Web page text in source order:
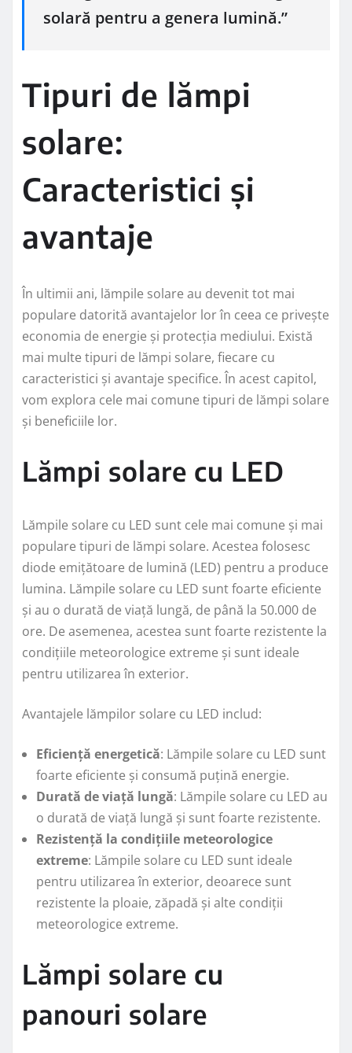
solară pentru a genera lumină.”
Tipuri de lămpi
solare:
Caracteristici și
avantaje
În ultimii ani, lămpile solare au devenit tot mai
populare datorită avantajelor lor în ceea ce privește
economia de energie și protecția mediului. Există
mai multe tipuri de lămpi solare, fiecare cu
caracteristici și avantaje specifice. În acest capitol,
vom explora cele mai comune tipuri de lămpi solare
și beneficiile lor.
Lămpi solare cu LED
Lămpile solare cu LED sunt cele mai comune și mai
populare tipuri de lămpi solare. Acestea folosesc
diode emițătoare de lumină (LED) pentru a produce
lumina. Lămpile solare cu LED sunt foarte eficiente
și au o durată de viață lungă, de până la 50.000 de
ore. De asemenea, acestea sunt foarte rezistente la
condițiile meteorologice extreme și sunt ideale
pentru utilizarea în exterior.
Avantajele lămpilor solare cu LED includ:
Eficiență energetică: Lămpile solare cu LED sunt
foarte eficiente și consumă puțină energie.
Durată de viață lungă: Lămpile solare cu LED au
o durată de viață lungă și sunt foarte rezistente.
Rezistență la condițiile meteorologice
extreme: Lămpile solare cu LED sunt ideale
pentru utilizarea în exterior, deoarece sunt
rezistente la ploaie, zăpadă și alte condiții
meteorologice extreme.
Lămpi solare cu
panouri solare